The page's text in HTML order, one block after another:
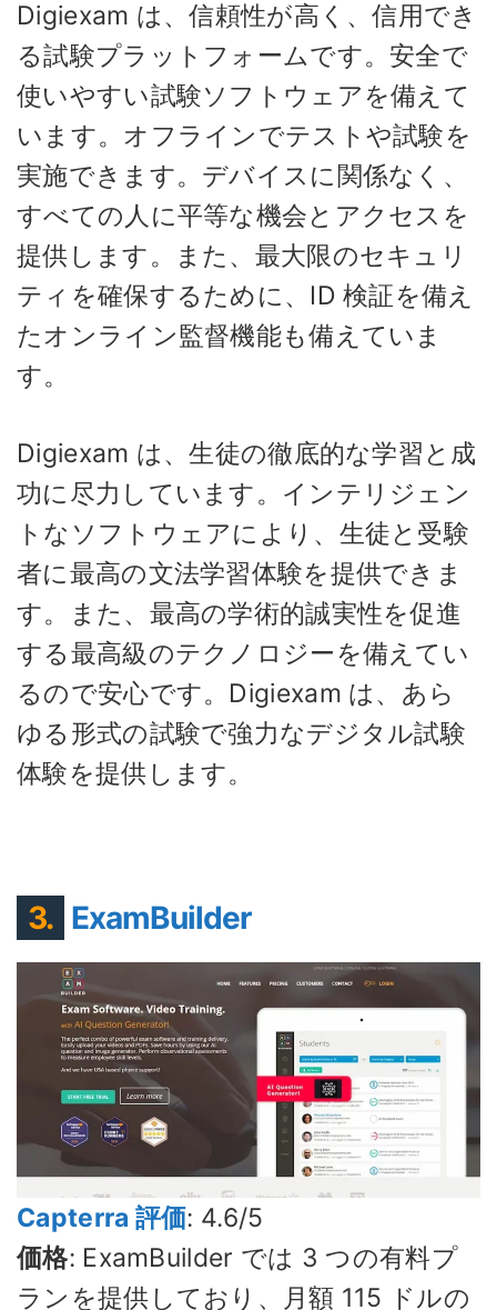
Digiexam は、信頼性が高く、信用でき
る試験プラットフォームです。安全で
使いやすい試験ソフトウェアを備えて
います。オフラインでテストや試験を
実施できます。デバイスに関係なく、
すべての人に平等な機会とアクセスを
提供します。また、最大限のセキュリ
ティを確保するために、ID 検証を備え
たオンライン監督機能も備えていま
す。
Digiexam は、生徒の徹底的な学習と成
功に尽力しています。インテリジェン
トなソフトウェアにより、生徒と受験
者に最高の文法学習体験を提供できま
す。また、最高の学術的誠実性を促進
する最高級のテクノロジーを備えてい
るので安心です。Digiexam は、あら
ゆる形式の試験で強力なデジタル試験
体験を提供します。
3. ExamBuilder
Capterra 評価: 4.6/5
価格: ExamBuilder では 3 つの有料プ
ランを提供しており、月額 115 ドルの